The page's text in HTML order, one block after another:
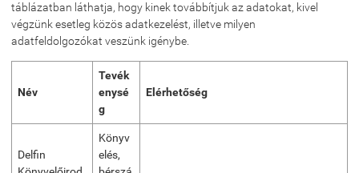
táblázatban láthatja, hogy kinek továbbítjuk az adatokat, kivel
végzünk esetleg közös adatkezelést, illetve milyen
adatfeldolgozókat veszünk igénybe.
Név
Tevék
enysé
g
Elérhetőség
Delfin
Könyv
elés,